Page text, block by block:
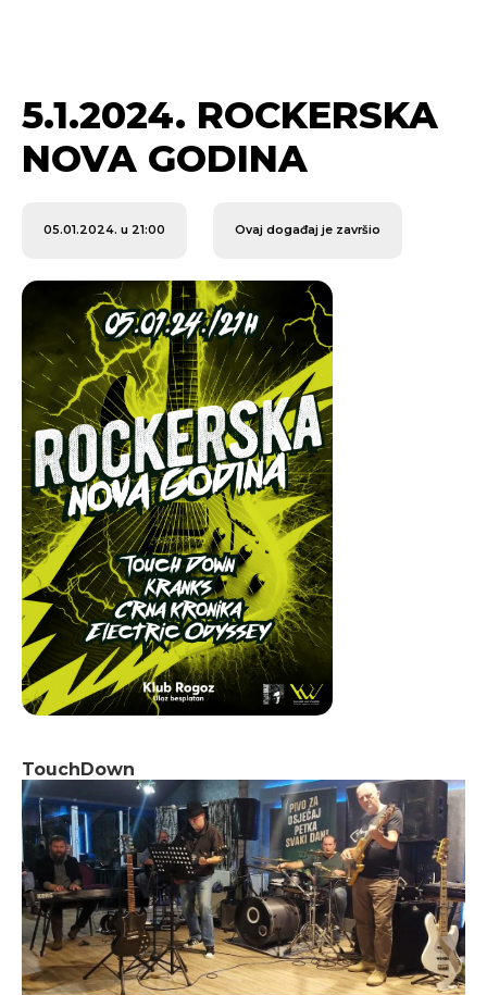
5.1.2024. ROCKERSKA
NOVA GODINA
05.01.2024. u 21:00 Ovaj događaj je završio
TouchDown